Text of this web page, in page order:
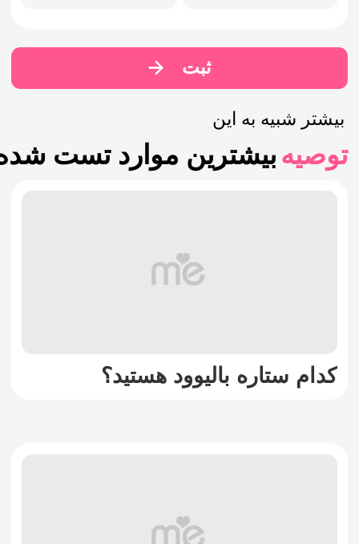
ثبت
بیشتر شبیه به این
توصیه بیشترین موارد تست
کدام ستاره بالیوود هستید؟